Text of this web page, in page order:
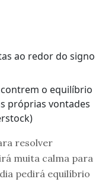
o equilíbrio
próprias vontades
resolver
muita calma para
pedirá equilíbrio